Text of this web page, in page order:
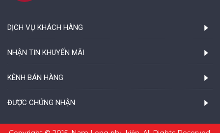
DỊCH VỤ KHÁCH HÀNG
NHẬN TIN KHUYẾN MÃI
KÊNH BÁN HÀNG
ĐƯỢC CHỨNG NHẬN